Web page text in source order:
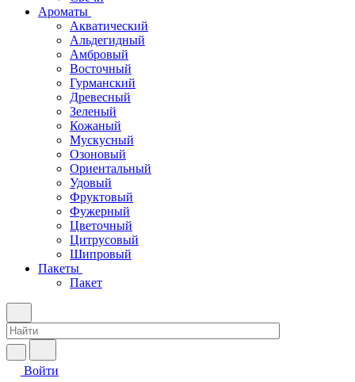
Ароматы
Акватический
Альдегидный
Амбровый
Восточный
Гурманский
Древесный
Зеленый
Кожаный
Мускусный
Озоновый
Ориентальный
Удовый
Фруктовый
Фужерный
Цветочный
Цитрусовый
Шипровый
Пакеты
Пакет
Войти